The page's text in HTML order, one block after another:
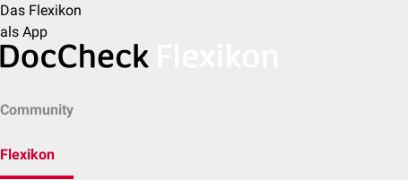
Das Flexikon
als App
Community
Flexikon